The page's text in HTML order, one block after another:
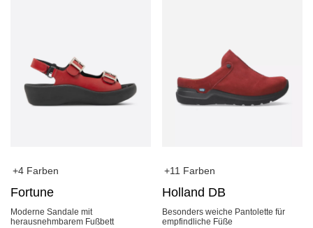
+4 Farben
Fortune
Moderne Sandale mit
herausnehmbarem Fußbett
+11 Farben
Holland DB
Besonders weiche Pantolette für
empfindliche Füße